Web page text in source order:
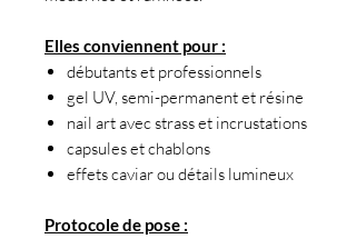
Elles conviennent pour :
débutants et professionnels
gel UV, semi-permanent et résine
nail art avec strass et incrustations
capsules et chablons
effets caviar ou détails lumineux
Protocole de pose :